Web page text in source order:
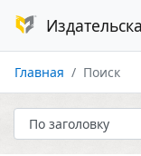
Главная Поиск